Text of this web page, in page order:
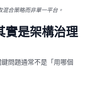
合策略而非單一平台。
實是架構治理
問題通常不是「用哪個